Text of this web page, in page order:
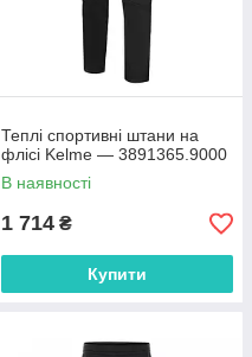
Теплі спортивні штани на
флісі Kelme — 3891365.9000
В наявності
1 714 ₴
Купити